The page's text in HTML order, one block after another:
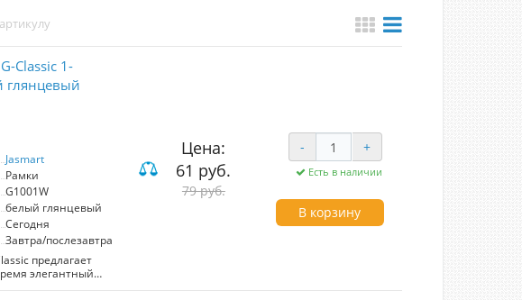
Classic 1-
глянцевый
Jasmart
Рамки
G1001W
белый глянцевый
Сегодня
Завтра/послезавтра
предлагает
элегантный
Цена:
61 руб.
79 руб.
- +
Есть в наличии
В корзину